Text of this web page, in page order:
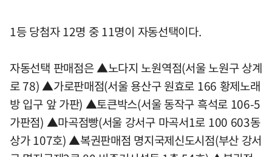
1등 당첨자 12명 중 11명이 자동선택이다.
자동선택 판매점은 ▲노다지 노원역점(서울 노원구 상계
로 78) ▲가로판매점(서울 용산구 원효로 166 황제노래
방 입구 앞 가판) ▲토큰박스(서울 동작구 흑석로 106-5
가판점) ▲마곡점빵(서울 강서구 마곡서1로 100 603동
상가 107호) ▲복권판매점 명지국제신도시점(부산 강서